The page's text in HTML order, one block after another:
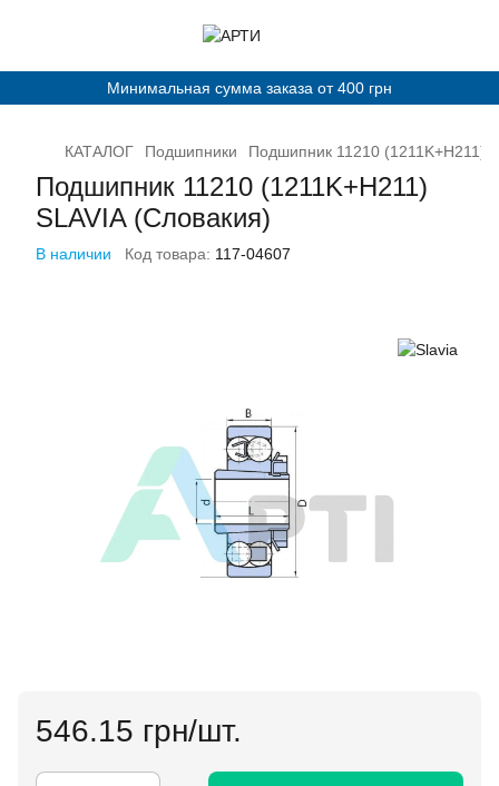
Минимальная сумма заказа от 400 грн
КАТАЛОГ Подшипники Подшипник 11210 (1211K+H211)
Подшипник 11210 (1211K+H211)
SLAVIA (Словакия)
В наличии Код товара: 117-04607
546.15 грн/шт.